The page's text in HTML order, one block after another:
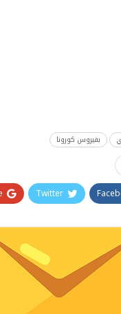
بفيروس كورونا
Twitter